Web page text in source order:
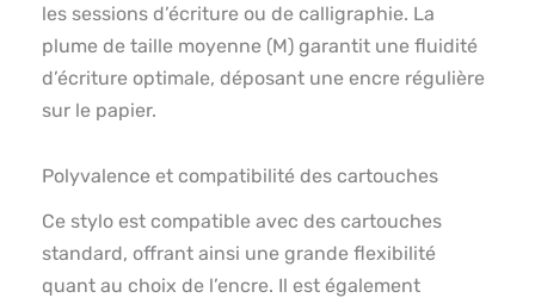
les sessions d’écriture ou de calligraphie. La
plume de taille moyenne (M) garantit une fluidité
d’écriture optimale, déposant une encre régulière
sur le papier.
Polyvalence et compatibilité des cartouches
Ce stylo est compatible avec des cartouches
standard, offrant ainsi une grande flexibilité
quant au choix de l’encre. Il est également